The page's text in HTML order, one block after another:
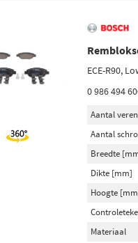
ECE-R90,
0 986 494
Aantal veren
Aantal
Breedte
Dikte [mm]
Hoogte
Materiaal